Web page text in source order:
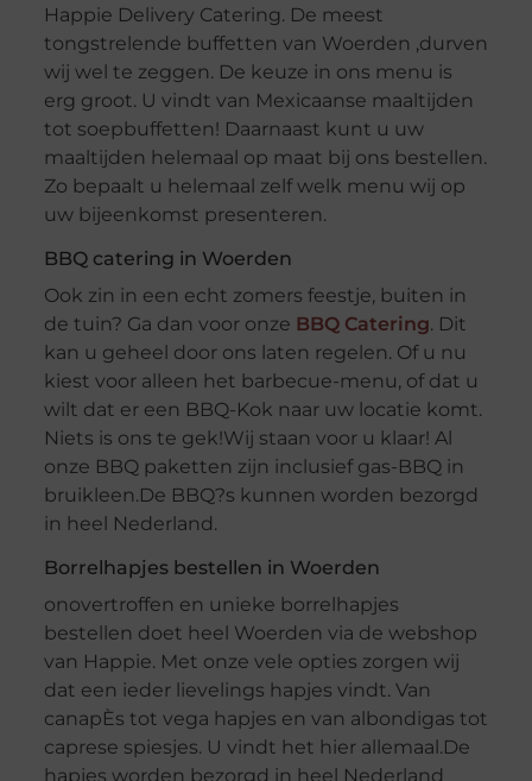
Happie Delivery Catering. De meest
tongstrelende buffetten van Woerden ,durven
wij wel te zeggen. De keuze in ons menu is
erg groot. U vindt van Mexicaanse maaltijden
tot soepbuffetten! Daarnaast kunt u uw
maaltijden helemaal op maat bij ons bestellen.
Zo bepaalt u helemaal zelf welk menu wij op
uw bijeenkomst presenteren.
BBQ catering in Woerden
Ook zin in een echt zomers feestje, buiten in
de tuin? Ga dan voor onze BBQ Catering. Dit
kan u geheel door ons laten regelen. Of u nu
kiest voor alleen het barbecue-menu, of dat u
wilt dat er een BBQ-Kok naar uw locatie komt.
Niets is ons te gek!Wij staan voor u klaar! Al
onze BBQ paketten zijn inclusief gas-BBQ in
bruikleen.De BBQ?s kunnen worden bezorgd
in heel Nederland.
Borrelhapjes bestellen in Woerden
onovertroffen en unieke borrelhapjes
bestellen doet heel Woerden via de webshop
van Happie. Met onze vele opties zorgen wij
dat een ieder lievelings hapjes vindt. Van
canapÈs tot vega hapjes en van albondigas tot
caprese spiesjes. U vindt het hier allemaal.De
hapjes worden bezorgd in heel Nederland